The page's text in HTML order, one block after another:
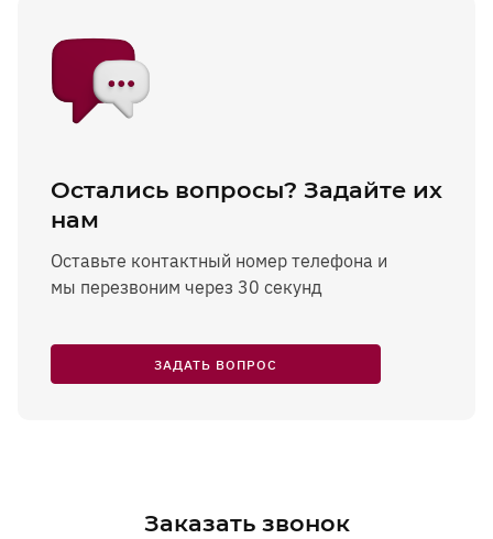
Остались вопросы? Задайте их
нам
Оставьте контактный номер телефона и
мы перезвоним через 30 секунд
ЗАДАТЬ ВОПРОС
Заказать звонок